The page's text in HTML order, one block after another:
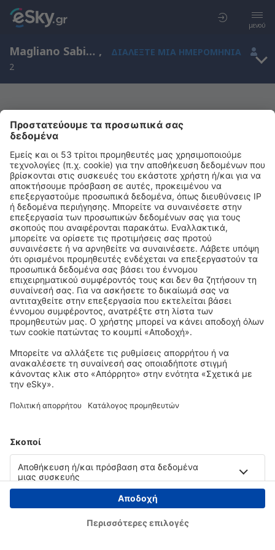
μενού
Magliano Sabina, Lazio, Ιταλία ,
ΔΙΑΛΈΞΤΕ ΜΙΑ ΗΜΕΡΟΜΗΝΊΑ
2
Μας συγχωρείτε, δεν υπάρχουν
αποτελέσματα για την αναζήτησή σας
Προσπαθήστε να κάνετε αναζήτηση με διαφορετικά κριτήρια
Copyright © eSky.gr. Με την επιφύλαξη παντός νομίμου δικαιώματος.